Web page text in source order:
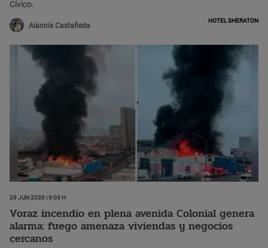
Cívico.
Alannis Castañeda
Hotel Sheraton
29 Jun 2026 | 9:03 h
Voraz incendio en plena avenida Colonial genera
alarma: fuego amenaza viviendas y negocios
cercanos